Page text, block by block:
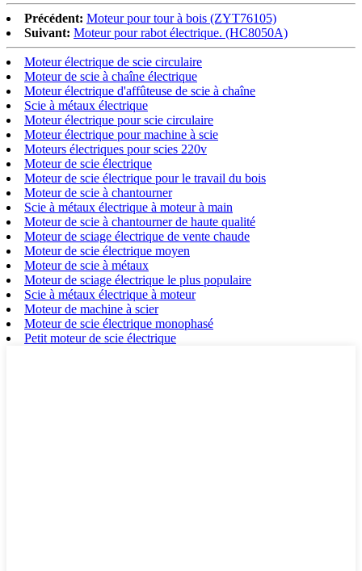
Précédent: Moteur pour tour à bois (ZYT76105)
Suivant: Moteur pour rabot électrique. (HC8050A)
Moteur électrique de scie circulaire
Moteur de scie à chaîne électrique
Moteur électrique d'affûteuse de scie à chaîne
Scie à métaux électrique
Moteur électrique pour scie circulaire
Moteur électrique pour machine à scie
Moteurs électriques pour scies 220v
Moteur de scie électrique
Moteur de scie électrique pour le travail du bois
Moteur de scie à chantourner
Scie à métaux électrique à moteur à main
Moteur de scie à chantourner de haute qualité
Moteur de sciage électrique de vente chaude
Moteur de scie électrique moyen
Moteur de scie à métaux
Moteur de sciage électrique le plus populaire
Scie à métaux électrique à moteur
Moteur de machine à scier
Moteur de scie électrique monophasé
Petit moteur de scie électrique